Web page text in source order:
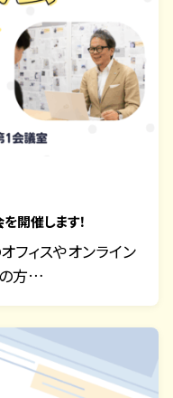
開催します！
フィスやオンライン
の方…